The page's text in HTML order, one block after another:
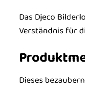
Das Djeco
Verständnis für
Dieses